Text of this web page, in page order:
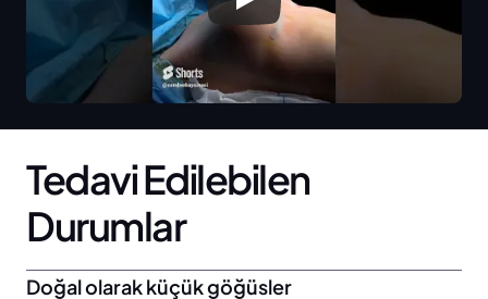
Tedavi Edilebilen
Durumlar
Doğal olarak küçük göğüsler